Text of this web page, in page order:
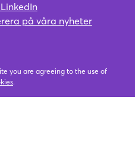
på våra nyheter
you are agreeing to the use of
.